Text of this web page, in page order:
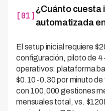
[01]
¿Cuánto cuesta
automatizada
El setup inicial requiere
configuración, piloto de
operativos: plataforma
$0.10-0.30 por minuto
con 100,000 gestiones
mensuales total, vs.